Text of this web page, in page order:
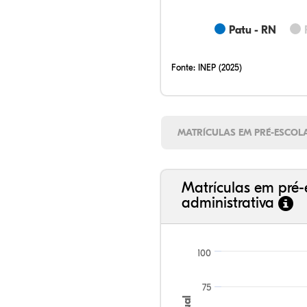
Patu - RN
Fonte: INEP (2025)
MATRÍCULAS EM PRÉ-
Matrículas em
administrativa
75
100